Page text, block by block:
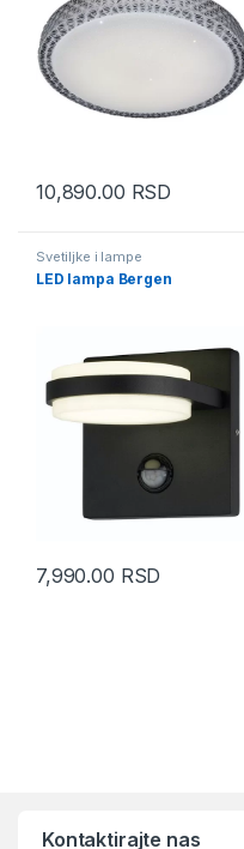
10,890.00 RSD
Svetiljke i lampe
LED lampa Bergen
7,990.00 RSD
Kontaktirajte nas